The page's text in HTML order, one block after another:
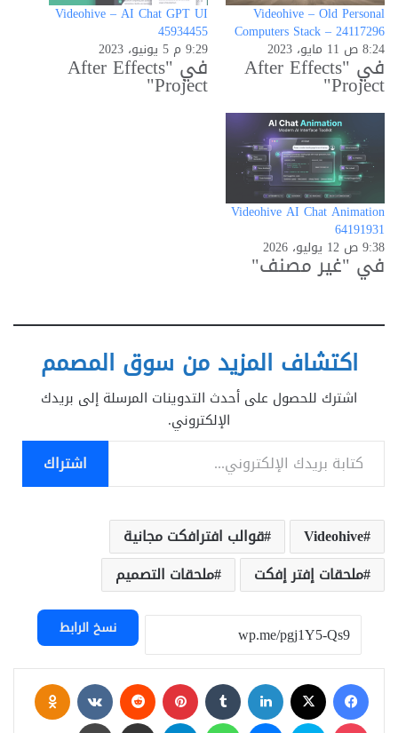
Videohive – Old Personal
Computers Stack – 24117296
8:24 ص 11 مايو، 2023
في "After EffectsProject"
Videohive – AI Chat GPT UI
45934455
9:29 م 5 يونيو، 2023
في "After EffectsProject"
Videohive AI Chat Animation
64191931
9:38 ص 12 يوليو، 2026
في "غير مصنف"
اكتشاف المزيد من سوق المصمم
اشترك للحصول على أحدث التدوينات المرسلة إلى بريدك
الإلكتروني.
كتابة بريدك الإلكتروني...
اشتراك
Videohive
قوالب افترافكت مجانية
ملحقات إفتر إفكت
ملحقات التصميم
نسخ الرابط
فيسبوك لينكدإن بينتيريست
‫Pocket
سكايب ماسنجر واتساب تيلقرام مشاركة عبر البريد طباعة